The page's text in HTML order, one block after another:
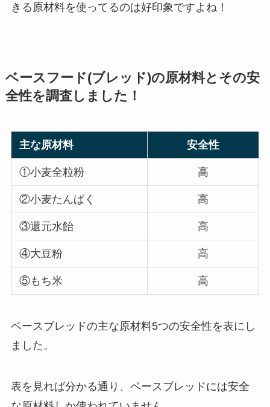
きる原材料を使ってるのは好印象ですよね！
ベースフード(ブレッド)の原材料とその安
全性を調査しました！
主な原材料 安全性
①小麦全粒粉 高
②小麦たんぱく 高
③還元水飴 高
④大豆粉 高
⑤もち米 高
ベースブレッドの主な原材料5つの安全性を表にし
ました。
表を見れば分かる通り、ベースブレッドには安全